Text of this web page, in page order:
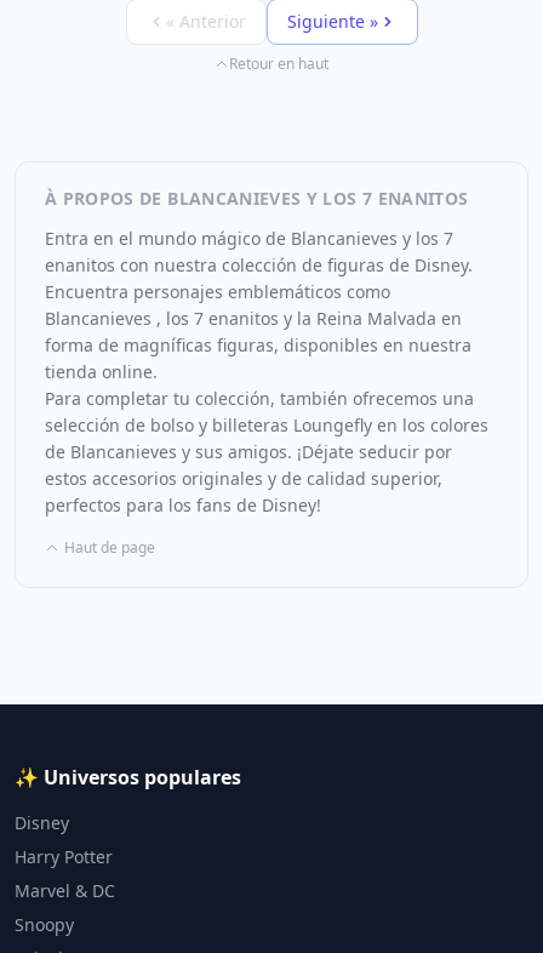
« Anterior
Siguiente »
Retour en haut
À PROPOS DE BLANCANIEVES Y LOS 7 ENANITOS
Entra en el mundo mágico de Blancanieves y los 7
enanitos con nuestra colección de figuras de Disney.
Encuentra personajes emblemáticos como
Blancanieves , los 7 enanitos y la Reina Malvada en
forma de magníficas figuras, disponibles en nuestra
tienda online.
Para completar tu colección, también ofrecemos una
selección de bolso y billeteras Loungefly en los colores
de Blancanieves y sus amigos. ¡Déjate seducir por
estos accesorios originales y de calidad superior,
perfectos para los fans de Disney!
Haut de page
✨ Universos populares
Disney
Harry Potter
Marvel & DC
Snoopy